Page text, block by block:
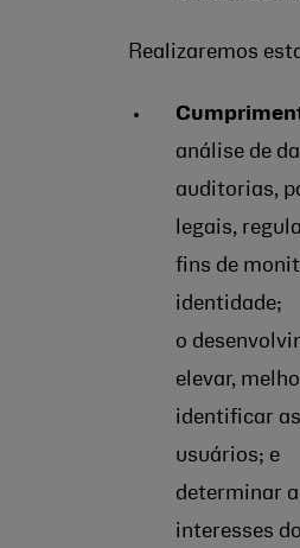
Realizaremos
análise de
auditorias,
legais,
fins de
identidade;
o
elevar,
identificar
usuários; e
determinar
interesses